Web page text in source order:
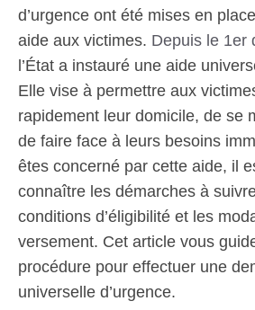
d’urgence ont été mises en
aide aux victimes. Depuis le 1er
l’État a instauré une aide
Elle vise à permettre aux
rapidement leur domicile, de se
de faire face à leurs besoins
êtes concerné par cette aide, il
connaître les démarches à
conditions d’éligibilité et les
versement. Cet article vous
procédure pour effectuer une
universelle d’urgence.